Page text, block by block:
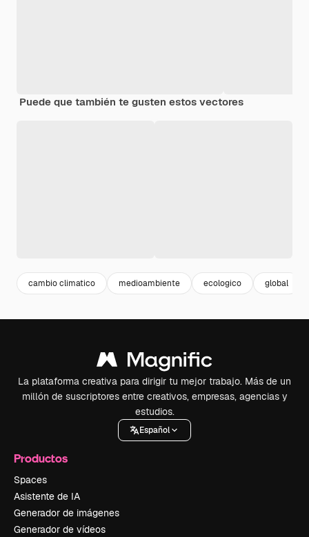
Puede que también te gusten estos vectores
cambio climatico medioambiente ecologico global
La plataforma creativa para dirigir tu mejor trabajo. Más de un
millón de suscriptores entre creativos, empresas, agencias y
estudios.
Español
Productos
Spaces
Asistente de IA
Generador de imágenes
Generador de vídeos